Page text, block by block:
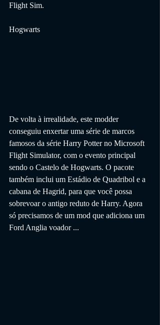
Flight Sim.
Hogwarts
De volta à irrealidade, este modder
conseguiu enxertar uma série de marcos
famosos da série Harry Potter no Microsoft
Flight Simulator, com o evento principal
sendo o Castelo de Hogwarts. O pacote
também inclui um Estádio de Quadribol e a
cabana de Hagrid, para que você possa
sobrevoar o antigo reduto de Harry. Agora
só precisamos de um mod que adiciona um
Ford Anglia voador ...